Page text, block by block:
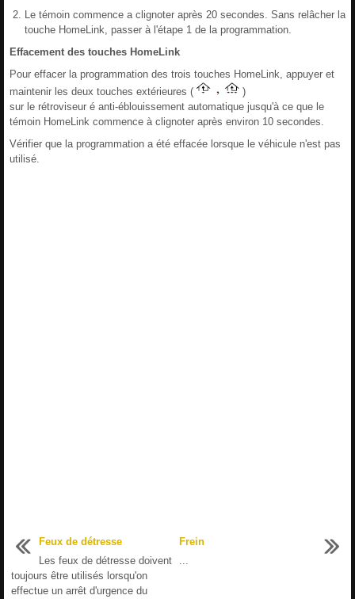
Le témoin commence a clignoter après 20 secondes. Sans relâcher la
touche HomeLink, passer à l'étape 1 de la programmation.
Effacement des touches HomeLink
Pour effacer la programmation des trois touches HomeLink, appuyer et
maintenir les deux touches extérieures (
)
sur le rétroviseur é anti-éblouissement automatique jusqu'à ce que le
témoin HomeLink commence à clignoter après environ 10 secondes.
Vérifier que la programmation a été effacée lorsque le véhicule n'est pas
utilisé.
Feux de détresse
Les feux de détresse doivent
toujours être utilisés lorsqu'on
effectue un arrêt d'urgence du
Frein
...